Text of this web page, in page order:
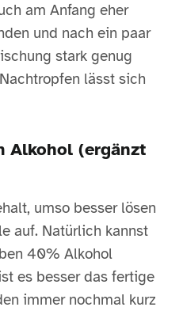
am Anfang eher
und nach ein paar
stark genug
lässt sich
Alkohol (ergänzt
umso besser lösen
auf. Natürlich kannst
40% Alkohol
es besser das fertige
immer nochmal kurz